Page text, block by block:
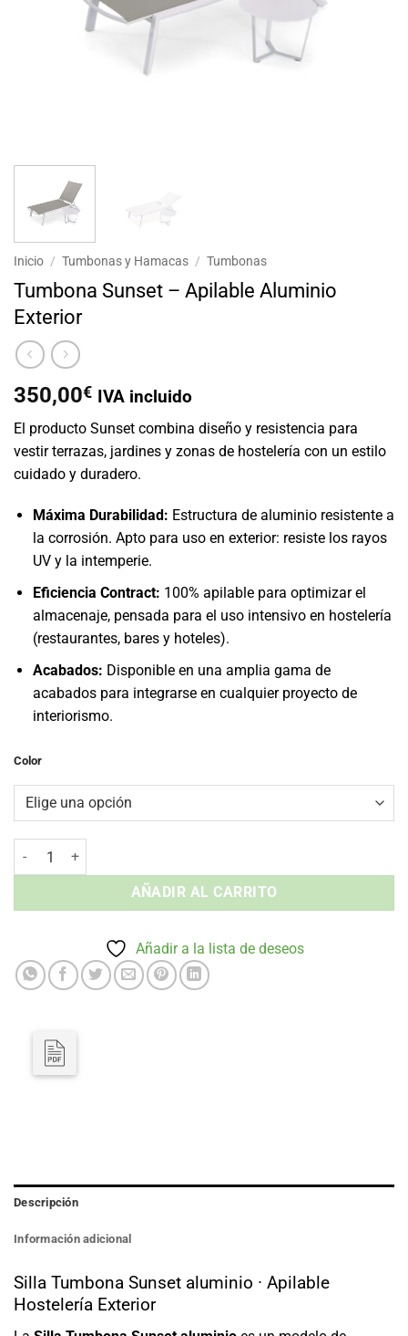
Inicio / Tumbonas y Hamacas / Tumbonas
Tumbona Sunset – Apilable Aluminio
Exterior
350,00€ IVA incluido
El producto Sunset combina diseño y resistencia para
vestir terrazas, jardines y zonas de hostelería con un estilo
cuidado y duradero.
Máxima Durabilidad: Estructura de aluminio resistente a
la corrosión. Apto para uso en exterior: resiste los rayos
UV y la intemperie.
Eficiencia Contract: 100% apilable para optimizar el
almacenaje, pensada para el uso intensivo en hostelería
(restaurantes, bares y hoteles).
Acabados: Disponible en una amplia gama de
acabados para integrarse en cualquier proyecto de
interiorismo.
Color
Tumbona Sunset - Apilable Aluminio Exterior cantidad
AÑADIR AL CARRITO
Añadir a la lista de deseos
Descripción
Información adicional
Silla Tumbona Sunset aluminio · Apilable
Hostelería Exterior